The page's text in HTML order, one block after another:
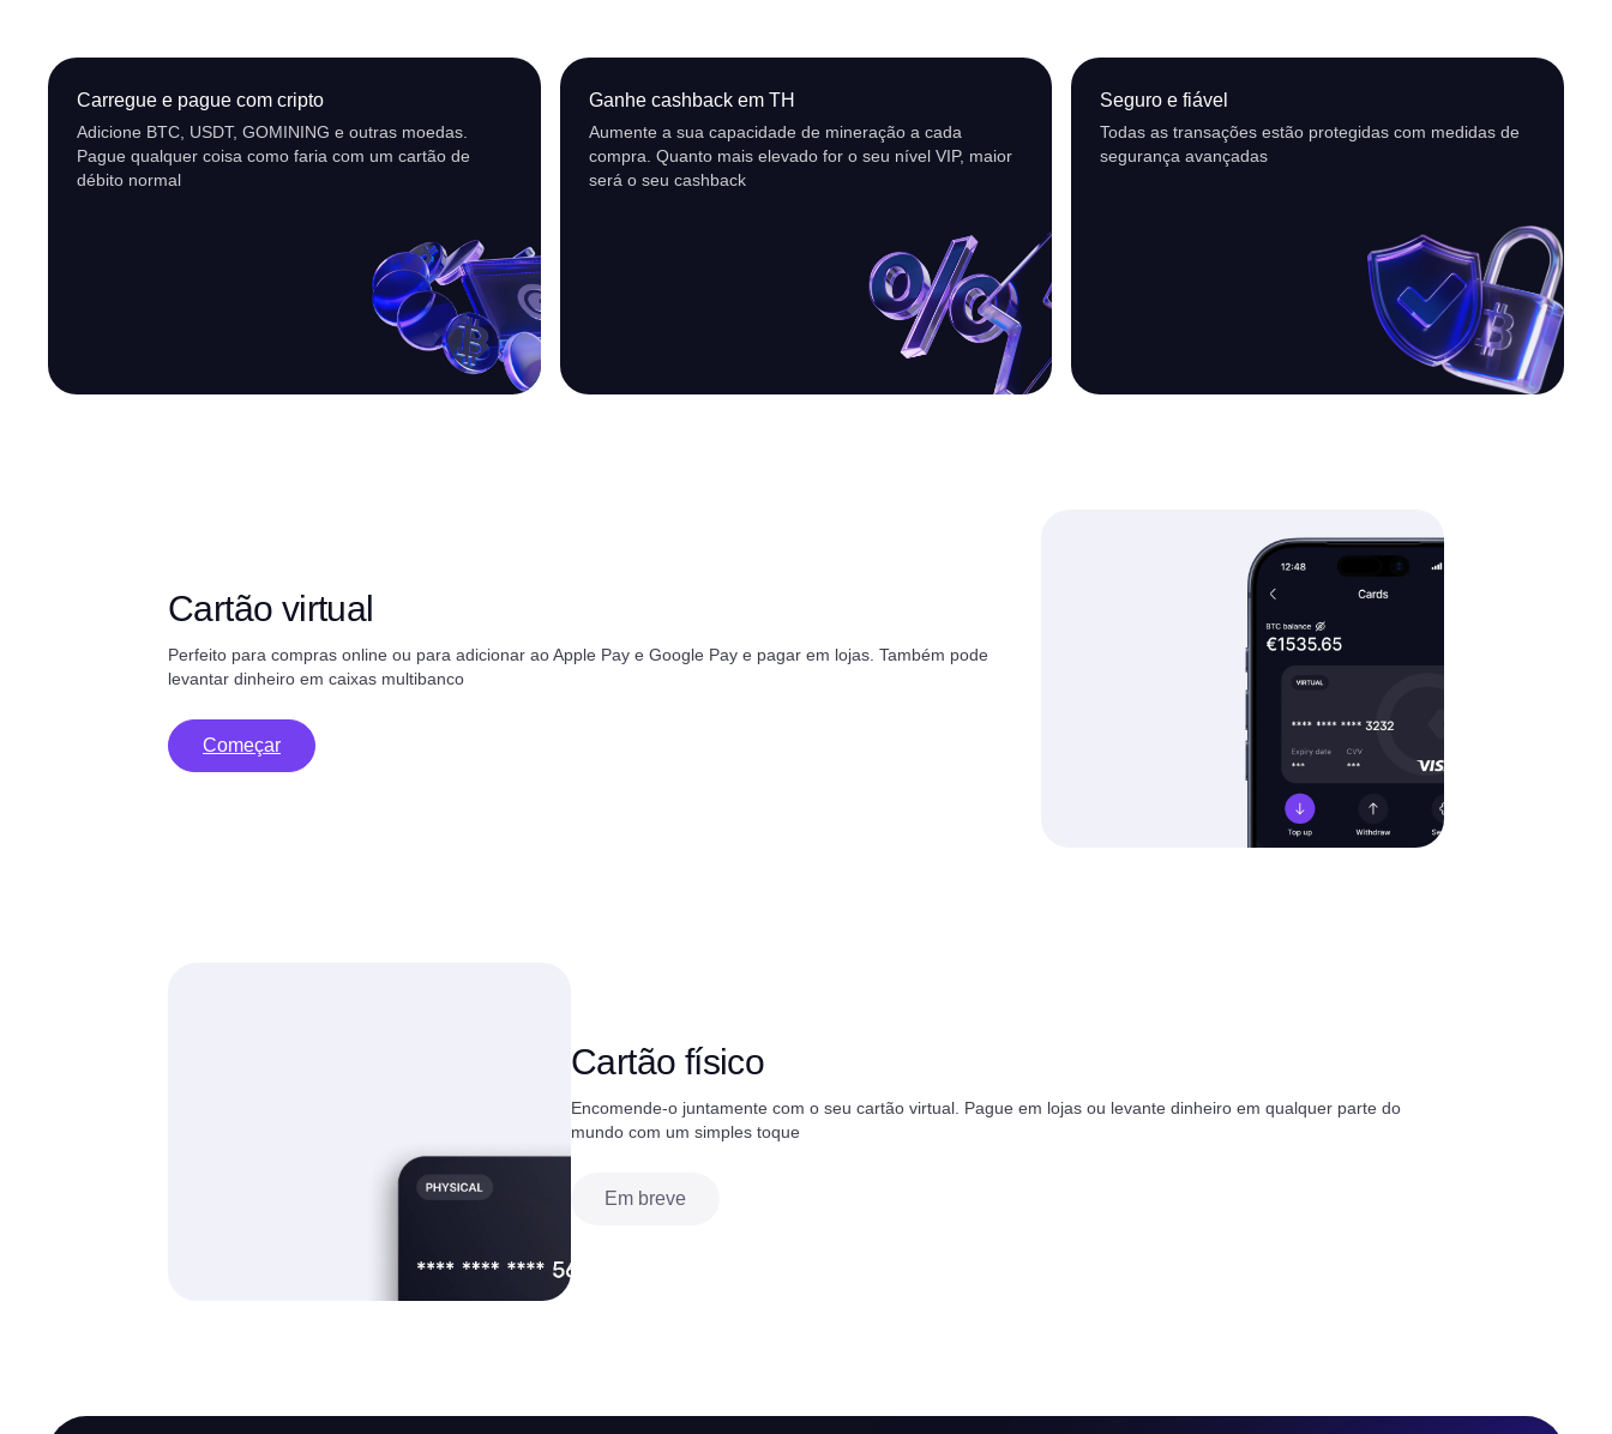
Carregue e pague com cripto
Adicione BTC, USDT, GOMINING e outras moedas.
Pague qualquer coisa como faria com um cartão de
débito normal
Ganhe cashback em TH
Aumente a sua capacidade de mineração a cada
compra. Quanto mais elevado for o seu nível VIP, maior
será o seu cashback
Seguro e fiável
Todas as transações estão protegidas com medidas de
segurança avançadas
Cartão virtual
Perfeito para compras online ou para adicionar ao Apple Pay e Google Pay e pagar em lojas. Também pode
levantar dinheiro em caixas multibanco
Começar
Cartão físico
Encomende-o juntamente com o seu cartão virtual. Pague em lojas ou levante dinheiro em qualquer parte do
mundo com um simples toque
Em breve